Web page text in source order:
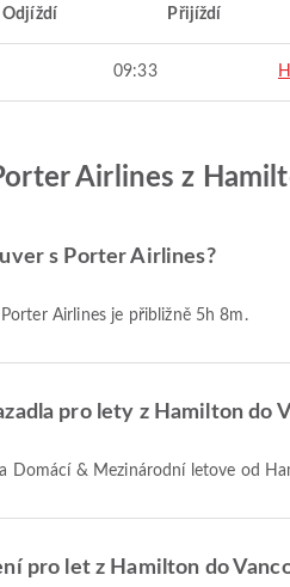
Odjíždí Přijíždí
09:33
Airlines z
s Porter Airlines?
Airlines je přibližně 5h 8m.
pro lety z Hamilton do
Domácí & Mezinárodní letove od
pro let z Hamilton do